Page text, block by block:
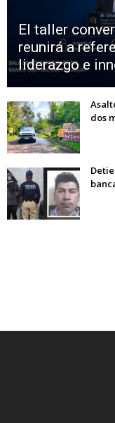
El taller
reunirá a
liderazgo e
dos